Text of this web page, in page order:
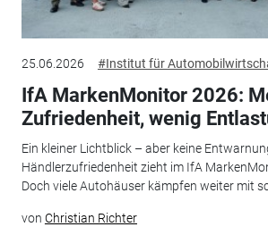
25.06.2026 #Institut für
IfA MarkenMonitor 2026:
Zufriedenheit, wenig
Ein kleiner Lichtblick – aber keine
Händlerzufriedenheit zieht im IfA
Doch viele Autohäuser kämpfen weiter mit
von Christian Richter